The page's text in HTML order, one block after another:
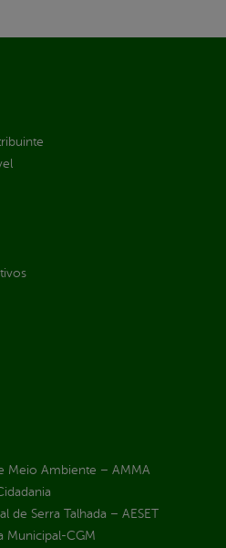
Meio Ambiente – AMMA
de Serra Talhada – AESET
Municipal-CGM